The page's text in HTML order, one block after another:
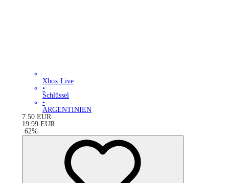
Xbox Live
•
Schlüssel
•
ARGENTINIEN
7.50 EUR
19.99 EUR
-62%